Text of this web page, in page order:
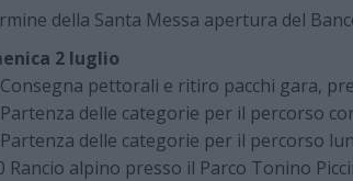
della Santa Messa apertura del
2 luglio
pettorali e ritiro pacchi gara,
Partenza delle categorie per il percorso
Partenza delle categorie per il percorso
Rancio alpino presso il Parco Tonino